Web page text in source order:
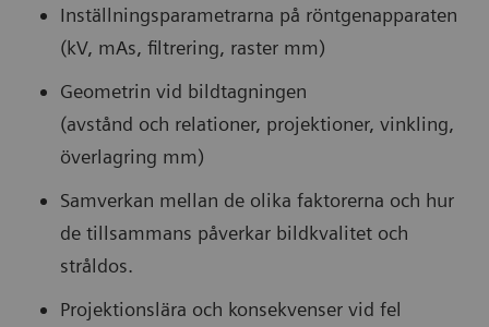
Inställningsparametrarna på röntgenapparaten
(kV, mAs, filtrering, raster mm)
Geometrin vid bildtagningen
(avstånd och relationer, projektioner, vinkling,
överlagring mm)
Samverkan mellan de olika faktorerna och hur
de tillsammans påverkar bildkvalitet och
stråldos.
Projektionslära och konsekvenser vid fel